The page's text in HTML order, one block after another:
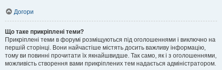
Догори
Що таке прикріплені теми?
Прикріплені теми в форумі розміщуються під оголошеннями і виключно на
першій сторінці. Вони найчастіше містять досить важливу інформацію,
тому ви повинні прочитати їх якнайшвидше. Так само, як і з оголошеннями,
можливість створення вами прикріплених тем надається адміністратором.